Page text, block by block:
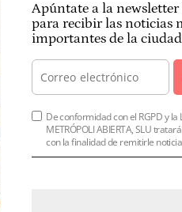
Apúntate a la
para recibir las noticias
importantes de la
De conformidad con el RGPD y la
METRÓPOLI ABIERTA, SLU
con la finalidad de remitirle